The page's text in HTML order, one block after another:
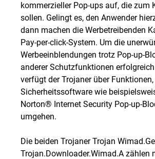
kommerzieller Pop-ups auf, die zum
sollen. Gelingt es, den Anwender
dann machen die Werbetreibenden
Pay-per-click-System. Um die
Werbeeinblendungen trotz Pop-up-
anderer Schutzfunktionen
verfügt der Trojaner über
Sicherheitssoftware wie
Norton® Internet Security Pop-up-
umgehen.
Die beiden Trojaner Trojan
Trojan.Downloader.Wimad.A zählen